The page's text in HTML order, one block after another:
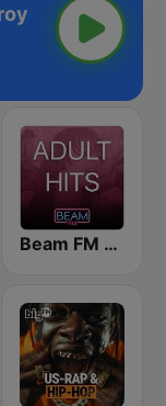
Beam FM - Adult Hits